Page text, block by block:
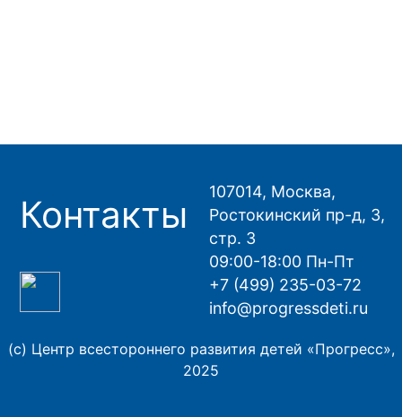
Контакты
107014, Москва,
Ростокинский пр-д, 3,
стр. 3
09:00-18:00 Пн-Пт
+7 (499) 235-03-72
info@progressdeti.ru
(с) Центр всестороннего развития детей «Прогресс»,
2025